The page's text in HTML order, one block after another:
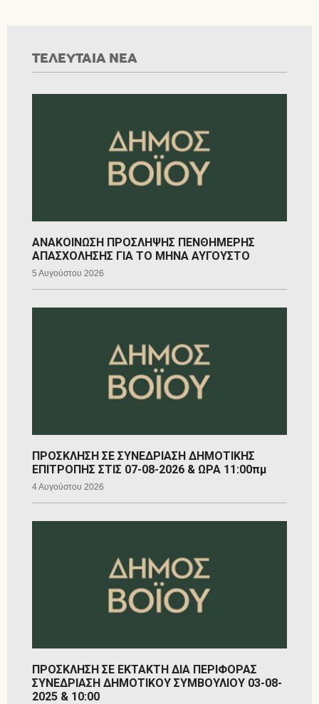
ΤΕΛΕΥΤΑΙΑ ΝΕΑ
ΑΝΑΚΟΙΝΩΣΗ ΠΡΟΣΛΗΨΗΣ ΠΕΝΘΗΜΕΡΗΣ
ΑΠΑΣΧΟΛΗΣΗΣ ΓΙΑ ΤΟ ΜΗΝΑ ΑΥΓΟΥΣΤΟ
5 Αυγούστου 2026
ΠΡΟΣΚΛΗΣΗ ΣΕ ΣΥΝΕΔΡΙΑΣΗ ΔΗΜΟΤΙΚΗΣ
ΕΠΙΤΡΟΠΗΣ ΣΤΙΣ 07-08-2026 & ΩΡΑ 11:00πμ
4 Αυγούστου 2026
ΠΡΟΣΚΛΗΣΗ ΣΕ ΕΚΤΑΚΤΗ ΔΙΑ ΠΕΡΙΦΟΡΑΣ
ΣΥΝΕΔΡΙΑΣΗ ΔΗΜΟΤΙΚΟΥ ΣΥΜΒΟΥΛΙΟΥ 03-08-
2025 & 10:00